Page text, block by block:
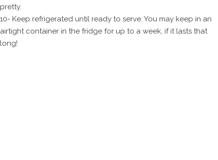
pretty.
10- Keep refrigerated until ready to serve. You may keep in an
airtight container in the fridge for up to a week, if it lasts that
long!